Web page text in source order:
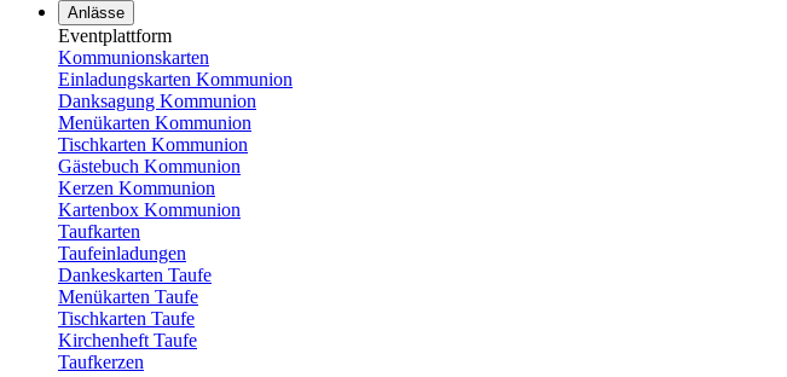
Anlässe
Eventplattform
Kommunionskarten
Einladungskarten Kommunion
Danksagung Kommunion
Menükarten Kommunion
Tischkarten Kommunion
Gästebuch Kommunion
Kerzen Kommunion
Kartenbox Kommunion
Taufkarten
Taufeinladungen
Dankeskarten Taufe
Menükarten Taufe
Tischkarten Taufe
Kirchenheft Taufe
Taufkerzen